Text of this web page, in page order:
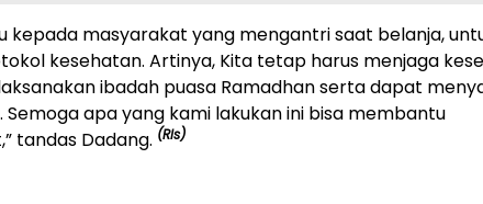
kepada masyarakat yang mengantri saat belanja,
kesehatan. Artinya, Kita tetap harus menjaga
ibadah puasa Ramadhan serta dapat
apa yang kami lakukan ini bisa membantu
tandas Dadang. (Rls)